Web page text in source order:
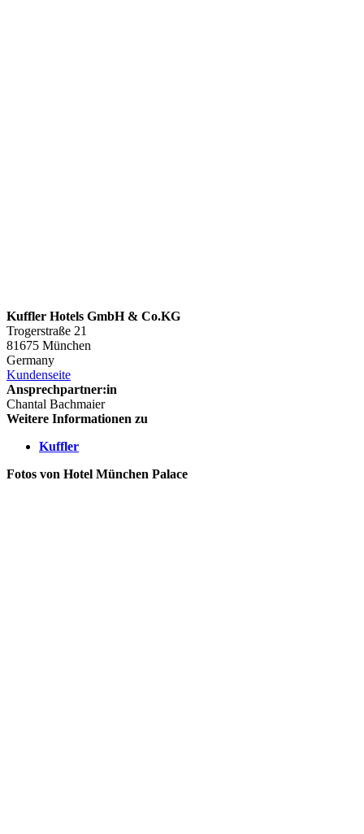
Kuffler Hotels GmbH & Co.KG
Trogerstraße 21
81675 München
Germany
Kundenseite
Ansprechpartner:in
Chantal Bachmaier
Weitere Informationen zu
Kuffler
Fotos von Hotel München Palace